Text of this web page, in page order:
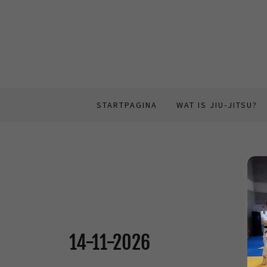
STARTPAGINA WAT IS JIU-JITSU?
14-11-2026